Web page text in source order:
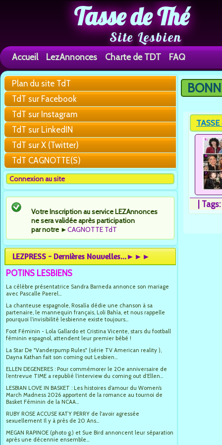
Tasse de Thé
Site Lesbien
Accueil LezAnnonces Charte de TDT FAQ
Plan du site TdT
TdT sur Facebook
TdT sur Instagram
TdT sur LinkedIN
TdT sur X (Twitter)
TdT CAGNOTTE(S)
Connexion au site
Votre Inscription au service LEZAnnonces
ne sera validée après participation
par notre ►CAGNOTTE TdT
LEZPRESS - Dernières Nouvelles...►►►
POTINS LESBIENS
La célèbre présentatrice Sandra Barneda annonce son mariage
avec Pascalle Paerel...
La chanteuse espagnole, Rosalía dédie une chanson à sa
partenaire, le mannequin français, Loli Bahía, et nous rappelle
pourquoi l’invisibilité lesbienne existe toujours...
Foot Féminin - Lola Gallardo et Cristina Vicente, stars du football
féminin espagnol, attendent leur premier bébé !
La Star De "Vanderpump Rules" (série TV American reality ),
Dayna Kathan fait son coming out Lesbien...
ELLEN DEGENERES : Pour commémorer le 20e anniversaire de
l’entrevue TIME a republié l’interview du coming out d’Ellen...
LESBIAN LOVE IN BASKET : Les histoires d’amour du Women’s
March Madness 2026 apportent de la romance au tournoi de
Basket Féminin de la NCAA...
RUBY ROSE ACCUSE KATY PERRY de l'avoir agressée
sexuellement Il y à près de 20 Ans...
MEGAN RAPINOE (photo g.) et Sue Bird annoncent leur séparation
après une décennie ensemble...
You are
Tags: